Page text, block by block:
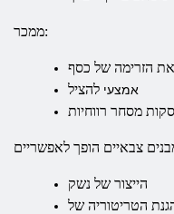
ממכר:
הזרימה של כסף
אמצעי להציל
מסחר רווחיות
הייצור של נשק
הטריטוריה של